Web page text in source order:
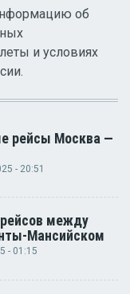
об
и условиях
рейсы Москва —
- 20:51
между
Мансийском
- 01:15